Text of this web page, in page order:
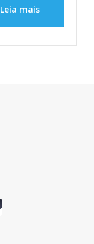
Leia mais